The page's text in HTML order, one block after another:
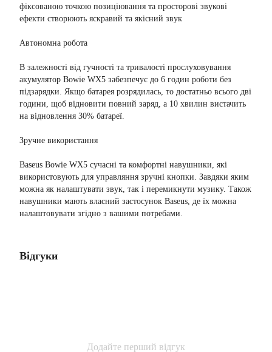
фіксованою точкою позиціювання та просторові звукові
ефекти створюють яскравий та якісний звук
Автономна робота
В залежності від гучності та тривалості прослуховування
акумулятор Bowie WX5 забезпечує до 6 годин роботи без
підзарядки. Якщо батарея розрядилась, то достатньо всього дві
години, щоб відновити повний заряд, а 10 хвилин вистачить
на відновлення 30% батареї.
Зручне використання
Baseus Bowie WX5 сучасні та комфортні навушники, які
використовують для управляння зручні кнопки. Завдяки яким
можна як налаштувати звук, так і перемикнути музику. Також
навушники мають власний застосунок Baseus, де їх можна
налаштовувати згідно з вашими потребами.
Відгуки
Додайте перший відгук